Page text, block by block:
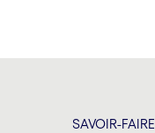
SAVOIR-FAIRE